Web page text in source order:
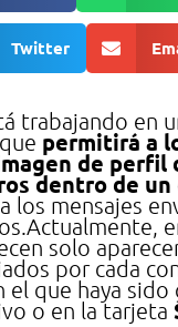
Twitter
trabajando en
permitirá a
de perfil
dentro de un
los mensajes
solo
por cada
el que haya sido
o en la tarjeta